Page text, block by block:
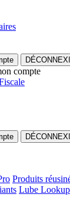
compte
Produits
Lube Lookup
Carrees
AFFICHER